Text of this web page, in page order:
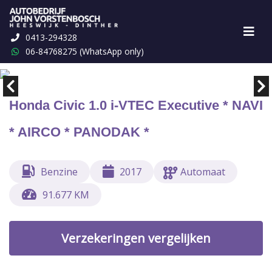
0413-294328
06-84768275 (WhatsApp only)
Honda Civic 1.0 i-VTEC Executive * NAVI
* AIRCO * PANODAK *
Benzine 2017
Automaat
91.677 KM
Verzekeringen vergelijken